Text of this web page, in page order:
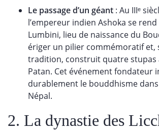
Le passage d’un géant : Au IIIᵉ
l’empereur indien Ashoka se
Lumbini, lieu de naissance du
ériger un pilier commémoratif et,
tradition, construit quatre stupas
Patan. Cet événement fondateur
durablement le bouddhisme
Népal.
2. La dynastie des